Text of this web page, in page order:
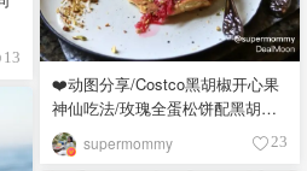
❤️动图分享/Costco黑胡椒开心果
神仙吃法/玫瑰全蛋松饼配黑胡椒
开心果碎太惊艳😍
supermommy 23
13